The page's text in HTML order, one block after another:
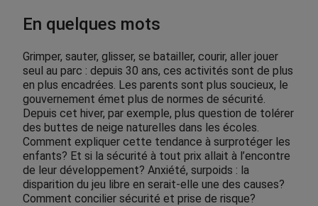
En quelques mots
Grimper, sauter, glisser, se batailler, courir, aller jouer
seul au parc : depuis 30 ans, ces activités sont de plus
en plus encadrées. Les parents sont plus soucieux, le
gouvernement émet plus de normes de sécurité.
Depuis cet hiver, par exemple, plus question de tolérer
des buttes de neige naturelles dans les écoles.
Comment expliquer cette tendance à surprotéger les
enfants? Et si la sécurité à tout prix allait à l’encontre
de leur développement? Anxiété, surpoids : la
disparition du jeu libre en serait-elle une des causes?
Comment concilier sécurité et prise de risque?